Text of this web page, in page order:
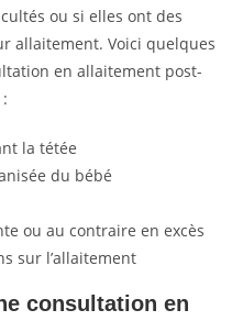
ou si elles ont des
allaitement. Voici quelques
en allaitement post-
la tétée
du bébé
ou au contraire en excès
sur l’allaitement
consultation en